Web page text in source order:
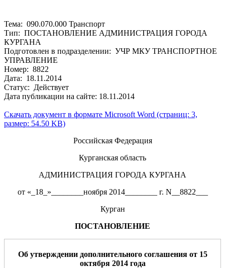
Тема: 090.070.000 Транспорт
Тип: ПОСТАНОВЛЕНИЕ АДМИНИСТРАЦИЯ ГОРОДА
КУРГАНА
Подготовлен в подразделении: УЧР МКУ ТРАНСПОРТНОЕ
УПРАВЛЕНИЕ
Номер: 8822
Дата: 18.11.2014
Статус: Действует
Дата публикации на сайте: 18.11.2014
Скачать документ в формате Microsoft Word (страниц: 3,
размер: 54.50 KB)
Российская Федерация
Курганская область
АДМИНИСТРАЦИЯ ГОРОДА КУРГАНА
от «_18_»________ноября 2014________ г. N__8822___
Курган
ПОСТАНОВЛЕНИЕ
Об утверждении дополнительного соглашения от 15
октября2014года